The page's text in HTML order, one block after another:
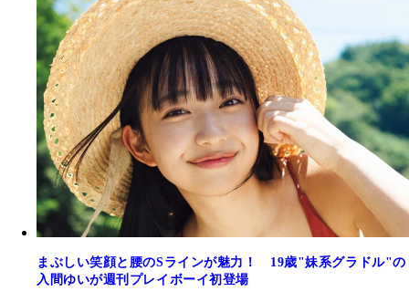
まぶしい笑顔と腰のSラインが魅力！ 19歳"妹系グラドル"の
入間ゆいが週刊プレイボーイ初登場